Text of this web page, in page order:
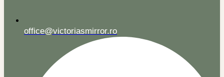
office@victoriasmirror.ro